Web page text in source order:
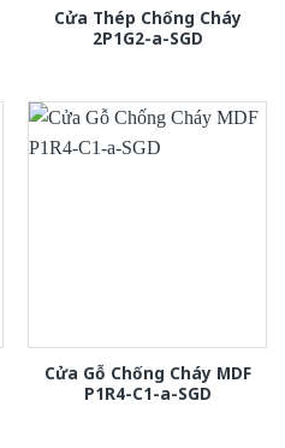
Cửa Thép Chống Cháy
2P1G2-a-SGD
Cửa Gỗ Chống Cháy MDF
P1R4-C1-a-SGD